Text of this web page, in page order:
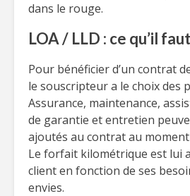
dans le rouge.
LOA / LLD : ce qu’il
Pour bénéficier d’un contrat
le souscripteur a le choix des
Assurance, maintenance,
de garantie et entretien
ajoutés au contrat au
Le forfait kilométrique est lui
client en fonction de ses
envies.